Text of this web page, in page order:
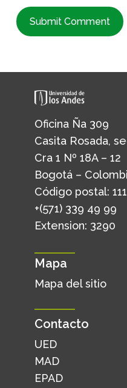
Oficina Ña 309
Casita Rosada,
Cra 1 Nº 18A – 12
Bogotá –
Código postal:
+(571) 339 49 99
Extension: 3290
Mapa
Mapa del sitio
Contacto
UED
MAD
EPAD